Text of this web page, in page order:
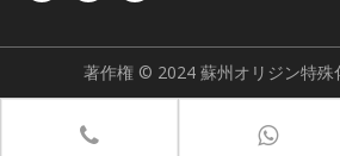
著作権 © 2024 蘇州オリジン特殊